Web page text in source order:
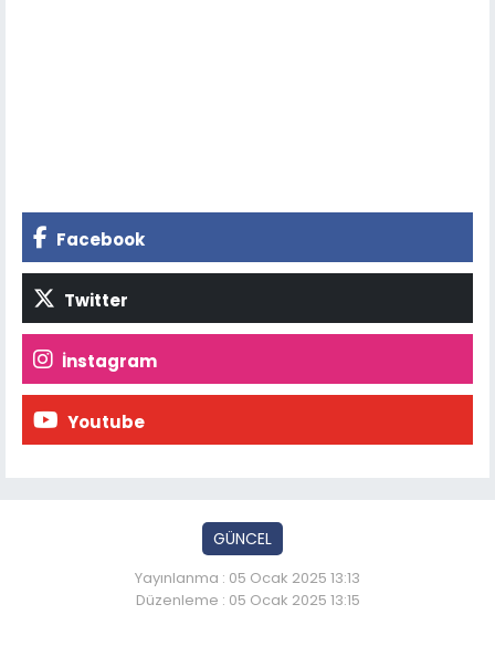
Facebook
Twitter
İnstagram
Youtube
GÜNCEL
Yayınlanma : 05 Ocak 2025 13:13
Düzenleme : 05 Ocak 2025 13:15